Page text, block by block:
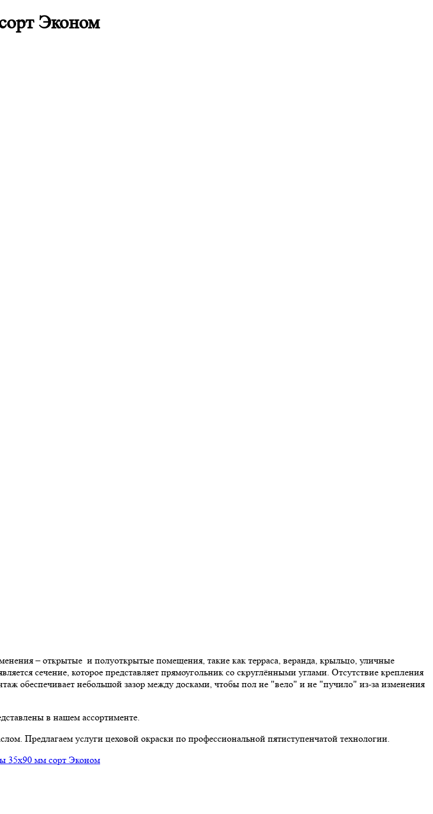
Эконом
– открытые и полуоткрытые помещения, такие как терраса, веранда, крыльцо, уличные
сечение, которое представляет прямоугольник со скруглёнными углами. Отсутствие крепления
обеспечивает небольшой зазор между досками, чтобы пол не "вело" и не "пучило" из-за изменения
в нашем ассортименте.
Предлагаем услуги цеховой окраски по профессиональной пятиступенчатой технологии.
35x90 мм сорт Эконом